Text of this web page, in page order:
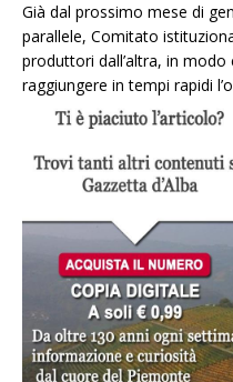
Già dal prossimo mese di
parallele, Comitato
produttori dall’altra, in
raggiungere in tempi rapidi